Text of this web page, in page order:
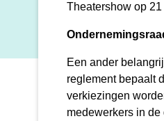
Theatershow op
Een ander
reglement bepaalt
verkiezingen
medewerkers in